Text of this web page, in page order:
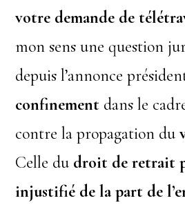
votre demande de
mon sens une question
depuis l’annonce
confinement dans le
contre la propagation du
Celle du droit de retrait
injustifié de la part de